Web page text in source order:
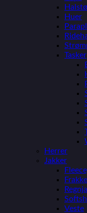
Huer
Tasker
Herrer
Jakker
Veste